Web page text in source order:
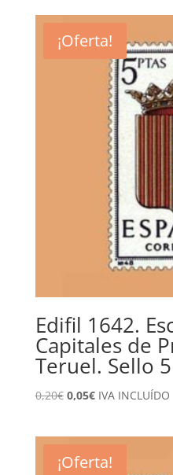
¡Oferta!
Edifil 1642.
Capitales de
Teruel. Sello
0,20€ El
0,20€.
0,05€El
0,05€.
IVA INCLUÍDO
¡Oferta!